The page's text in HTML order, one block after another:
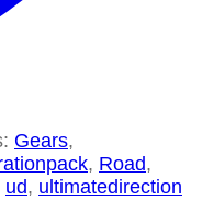
Gears,
, Road,
ud, ultimatedirection